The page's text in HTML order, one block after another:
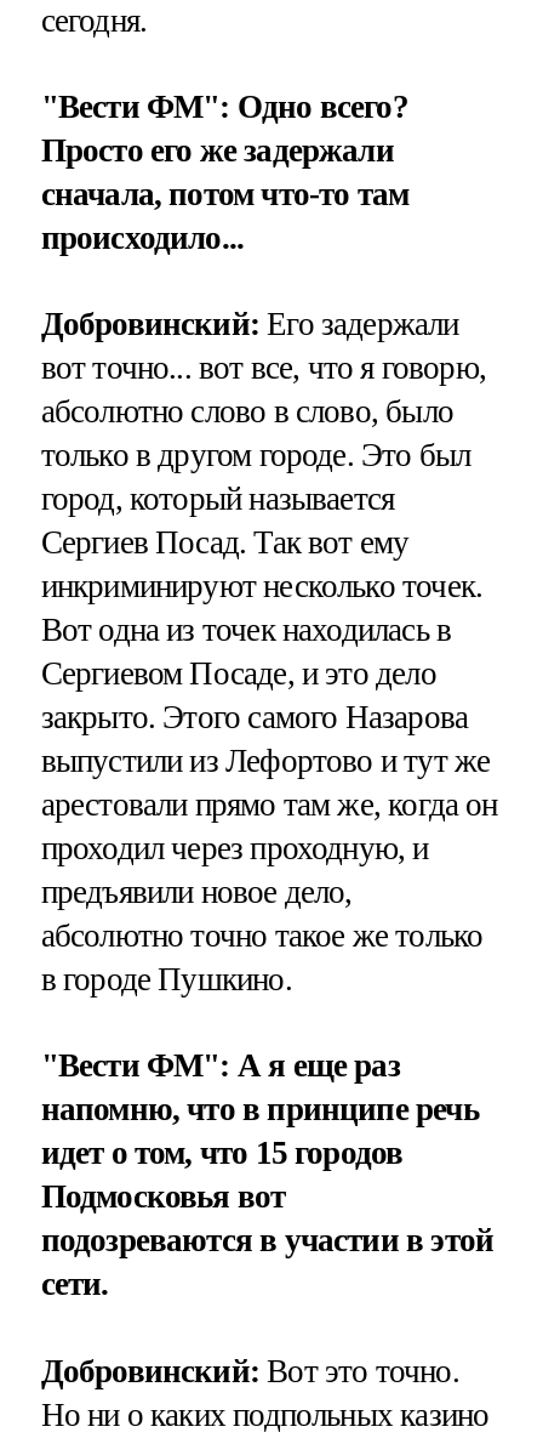
сегодня.
"Вести ФМ": Одно всего?
Просто его же задержали
сначала, потом что-то там
происходило...
Добровинский: Его задержали
вот точно... вот все, что я говорю,
абсолютно слово в слово, было
только в другом городе. Это был
город, который называется
Сергиев Посад. Так вот ему
инкриминируют несколько точек.
Вот одна из точек находилась в
Сергиевом Посаде, и это дело
закрыто. Этого самого Назарова
выпустили из Лефортово и тут же
арестовали прямо там же, когда он
проходил через проходную, и
предъявили новое дело,
абсолютно точно такое же только
в городе Пушкино.
"Вести ФМ": А я еще раз
напомню, что в принципе речь
идет о том, что 15 городов
Подмосковья вот
подозреваются в участии в этой
сети.
Добровинский: Вот это точно.
Но ни о каких подпольных казино